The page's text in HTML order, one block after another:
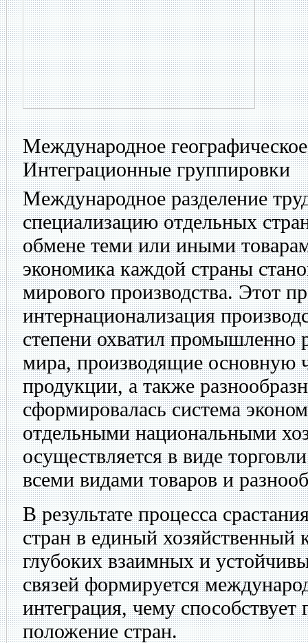
Международное
Интеграционные группировки
Международное разделение
специализацию отдельных
обмене теми или иными
экономика каждой страны
мирового производства. Этот
интернационализация
степени охватил промышленно
мира, производящие основную
продукции, а также
сформировалась система
отдельными национальными
осуществляется в виде
всеми видами товаров и
В результате процесса
стран в единый хозяйственный
глубоких взаимных и
связей формируется
интеграция, чему способствует
положение стран.